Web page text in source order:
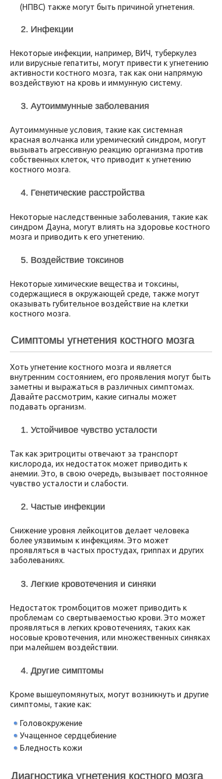
(НПВС) также могут быть причиной угнетения.
2. Инфекции
Некоторые инфекции, например, ВИЧ, туберкулез
или вирусные гепатиты, могут привести к угнетению
активности костного мозга, так как они напрямую
воздействуют на кровь и иммунную систему.
3. Аутоиммунные заболевания
Аутоиммунные условия, такие как системная
красная волчанка или уремический синдром, могут
вызывать агрессивную реакцию организма против
собственных клеток, что приводит к угнетению
костного мозга.
4. Генетические расстройства
Некоторые наследственные заболевания, такие как
синдром Дауна, могут влиять на здоровье костного
мозга и приводить к его угнетению.
5. Воздействие токсинов
Некоторые химические вещества и токсины,
содержащиеся в окружающей среде, также могут
оказывать губительное воздействие на клетки
костного мозга.
Симптомы угнетения костного мозга
Хоть угнетение костного мозга и является
внутренним состоянием, его проявления могут быть
заметны и выражаться в различных симптомах.
Давайте рассмотрим, какие сигналы может
подавать организм.
1. Устойчивое чувство усталости
Так как эритроциты отвечают за транспорт
кислорода, их недостаток может приводить к
анемии. Это, в свою очередь, вызывает постоянное
чувство усталости и слабости.
2. Частые инфекции
Снижение уровня лейкоцитов делает человека
более уязвимым к инфекциям. Это может
проявляться в частых простудах, гриппах и других
заболеваниях.
3. Легкие кровотечения и синяки
Недостаток тромбоцитов может приводить к
проблемам со свертываемостью крови. Это может
проявляться в легких кровотечениях, таких как
носовые кровотечения, или множественных синяках
при малейшем воздействии.
4. Другие симптомы
Кроме вышеупомянутых, могут возникнуть и другие
симптомы, такие как:
Головокружение
Учащенное сердцебиение
Бледность кожи
Диагностика угнетения костного мозга